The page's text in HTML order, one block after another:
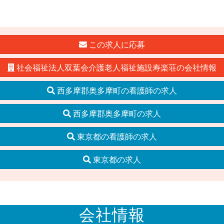
この求人に応募
社会福祉法人双葉会介護老人福祉施設寿楽荘の会社情報
西多摩郡奥多摩町の看護師の求人
西多摩郡奥多摩町の求人
東京都の看護師の求人
東京都の求人
会社情報